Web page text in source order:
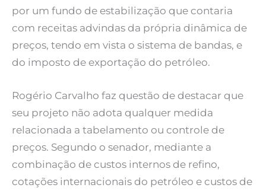
por um fundo de estabilização que contaria
com receitas advindas da própria dinâmica de
preços, tendo em vista o sistema de bandas, e
do imposto de exportação do petróleo.
Rogério Carvalho faz questão de destacar que
seu projeto não adota qualquer medida
relacionada a tabelamento ou controle de
preços. Segundo o senador, mediante a
combinação de custos internos de refino,
cotações internacionais do petróleo e custos de